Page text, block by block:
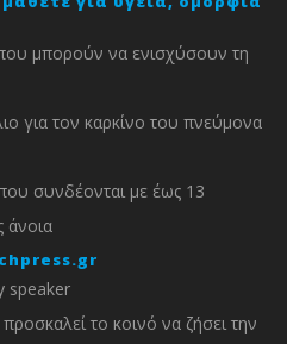
μπορούν να ενισχύσουν τη
για τον καρκίνο του πνεύμονα
συνδέονται με έως 13
άνοια
speaker
το κοινό να ζήσει την